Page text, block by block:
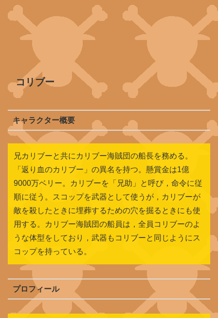
コリブー
キャラクター概要
兄カリブーと共にカリブー海賊団の船長を務める。
「返り血のカリブー」の異名を持つ。懸賞金は1億
9000万ベリー。カリブーを「兄助」と呼び，命令に従
順に従う。スコップを武器として使うが，カリブーが
敵を殺したときに埋葬するための穴を掘るときにも使
用する。カリブー海賊団の船員は，全員コリブーのよ
うな体型をしており，武器もコリブーと同じようにス
コップを持っている。
プロフィール